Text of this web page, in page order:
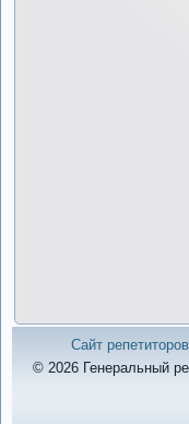
Сайт
© 2026 Генеральный